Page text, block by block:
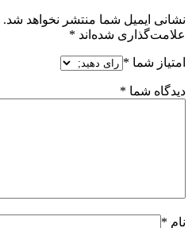
نشانی ایمیل شما منتشر نخواهد شد.
علامت‌گذاری شده‌اند *
امتیاز شما *
دیدگاه شما *
نام *